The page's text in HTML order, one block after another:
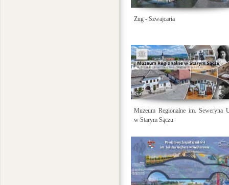
Zug - Szwajcaria
Muzeum Regionalne im. Seweryna
w Starym Sączu